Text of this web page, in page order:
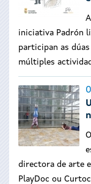
iniciativa Padrón
participan as
múltiples
directora de arte
PlayDoc ou